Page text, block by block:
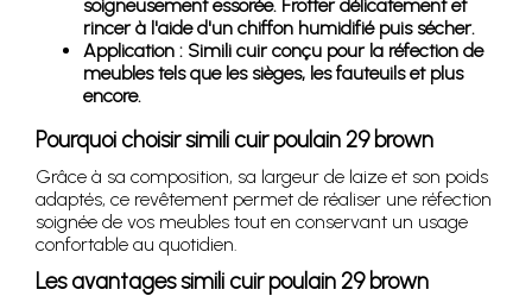
soigneusement essorée. Frotter délicatement et
rincer à l'aide d'un chiffon humidifié puis sécher.
Application : Simili cuir conçu pour la réfection de
meubles tels que les sièges, les fauteuils et plus
encore.
Pourquoi choisir simili cuir poulain 29 brown
Grâce à sa composition, sa largeur de laize et son poids
adaptés, ce revêtement permet de réaliser une réfection
soignée de vos meubles tout en conservant un usage
confortable au quotidien.
Les avantages simili cuir poulain 29 brown